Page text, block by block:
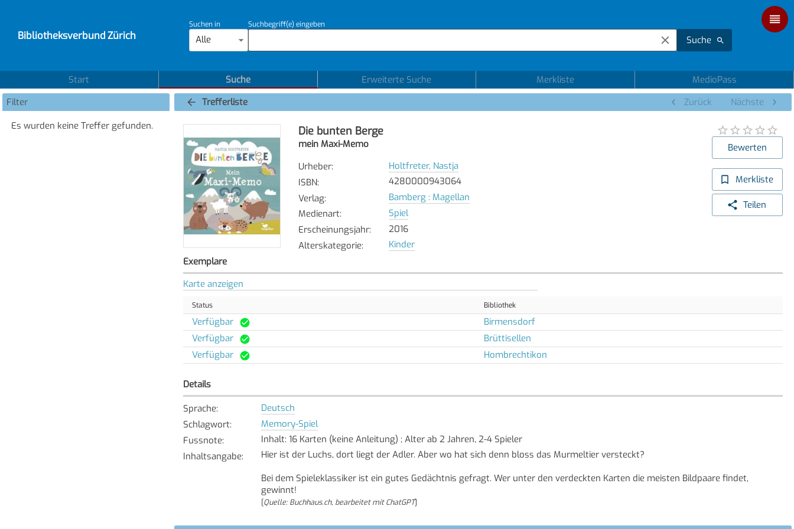
Bibliotheksverbund Zürich
Suchen in
Alle
Suchbegriff(e) eingeben
Suche
Start Suche Erweiterte Suche Merkliste
MedioPass
Filter
Es wurden keine Treffer gefunden.
Trefferliste Zurück Nächste
Die bunten Berge
mein Maxi-Memo
Urheber:
Holtfreter, Nastja
ISBN:
4280000943064
Verlag:
Bamberg : Magellan
Medienart:
Spiel
Erscheinungsjahr:
2016
Alterskategorie: Kinder
Bewerten
Merkliste
Teilen
Exemplare
Karte anzeigen
Status Bibliothek
Verfügbar
Birmensdorf
Verfügbar
Brüttisellen
Verfügbar
Hombrechtikon
Details
Sprache:
Deutsch
Schlagwort:
Memory-Spiel
Fussnote:
Inhalt: 16 Karten (keine Anleitung) ; Alter ab 2 Jahren, 2-4 Spieler
Inhaltsangabe:
Hier ist der Luchs, dort liegt der Adler. Aber wo hat sich denn bloss das Murmeltier versteckt?
Bei dem Spieleklassiker ist ein gutes Gedächtnis gefragt. Wer unter den verdeckten Karten die meisten Bildpaare findet,
gewinnt!
[Quelle: Buchhaus.ch, bearbeitet mit ChatGPT]